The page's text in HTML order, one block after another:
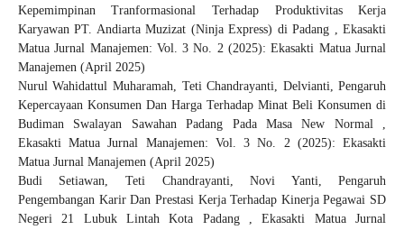
Kepemimpinan Tranformasional Terhadap Produktivitas Kerja
Karyawan PT. Andiarta Muzizat (Ninja Express) di Padang ,Ekasakti
Matua Jurnal Manajemen: Vol. 3 No. 2 (2025): Ekasakti Matua Jurnal
Manajemen (April 2025)
Nurul Wahidattul Muharamah, Teti Chandrayanti, Delvianti,Pengaruh
Kepercayaan Konsumen Dan Harga Terhadap Minat Beli Konsumen di
Budiman Swalayan Sawahan Padang Pada Masa New Normal ,
Ekasakti Matua Jurnal Manajemen: Vol. 3 No. 2 (2025): Ekasakti
Matua Jurnal Manajemen (April 2025)
Budi Setiawan, Teti Chandrayanti, Novi Yanti,Pengaruh
Pengembangan Karir Dan Prestasi Kerja Terhadap Kinerja Pegawai SD
Negeri 21 Lubuk Lintah Kota Padang ,Ekasakti Matua Jurnal